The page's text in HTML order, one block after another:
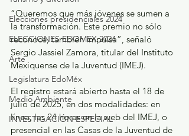
Elecciones presidenciales 2024
ELECCIONES EDOMEX 2024
Arte
Legislatura EdoMéx
Medio Ambiente
INVESTIGACIÓN ESPECIAL
“Queremos que más jóvenes se sumen a
la transformación. Este premio no sólo
reconoce, también impulsa”, señaló
Sergio Jassiel Zamora, titular del Instituto
Mexiquense de la Juventud (IMEJ).
El registro estará abierto hasta el 18 de
julio de 2025, en dos modalidades: en
línea, las 24 horas en la web del IMEJ, o
presencial en las Casas de la Juventud de